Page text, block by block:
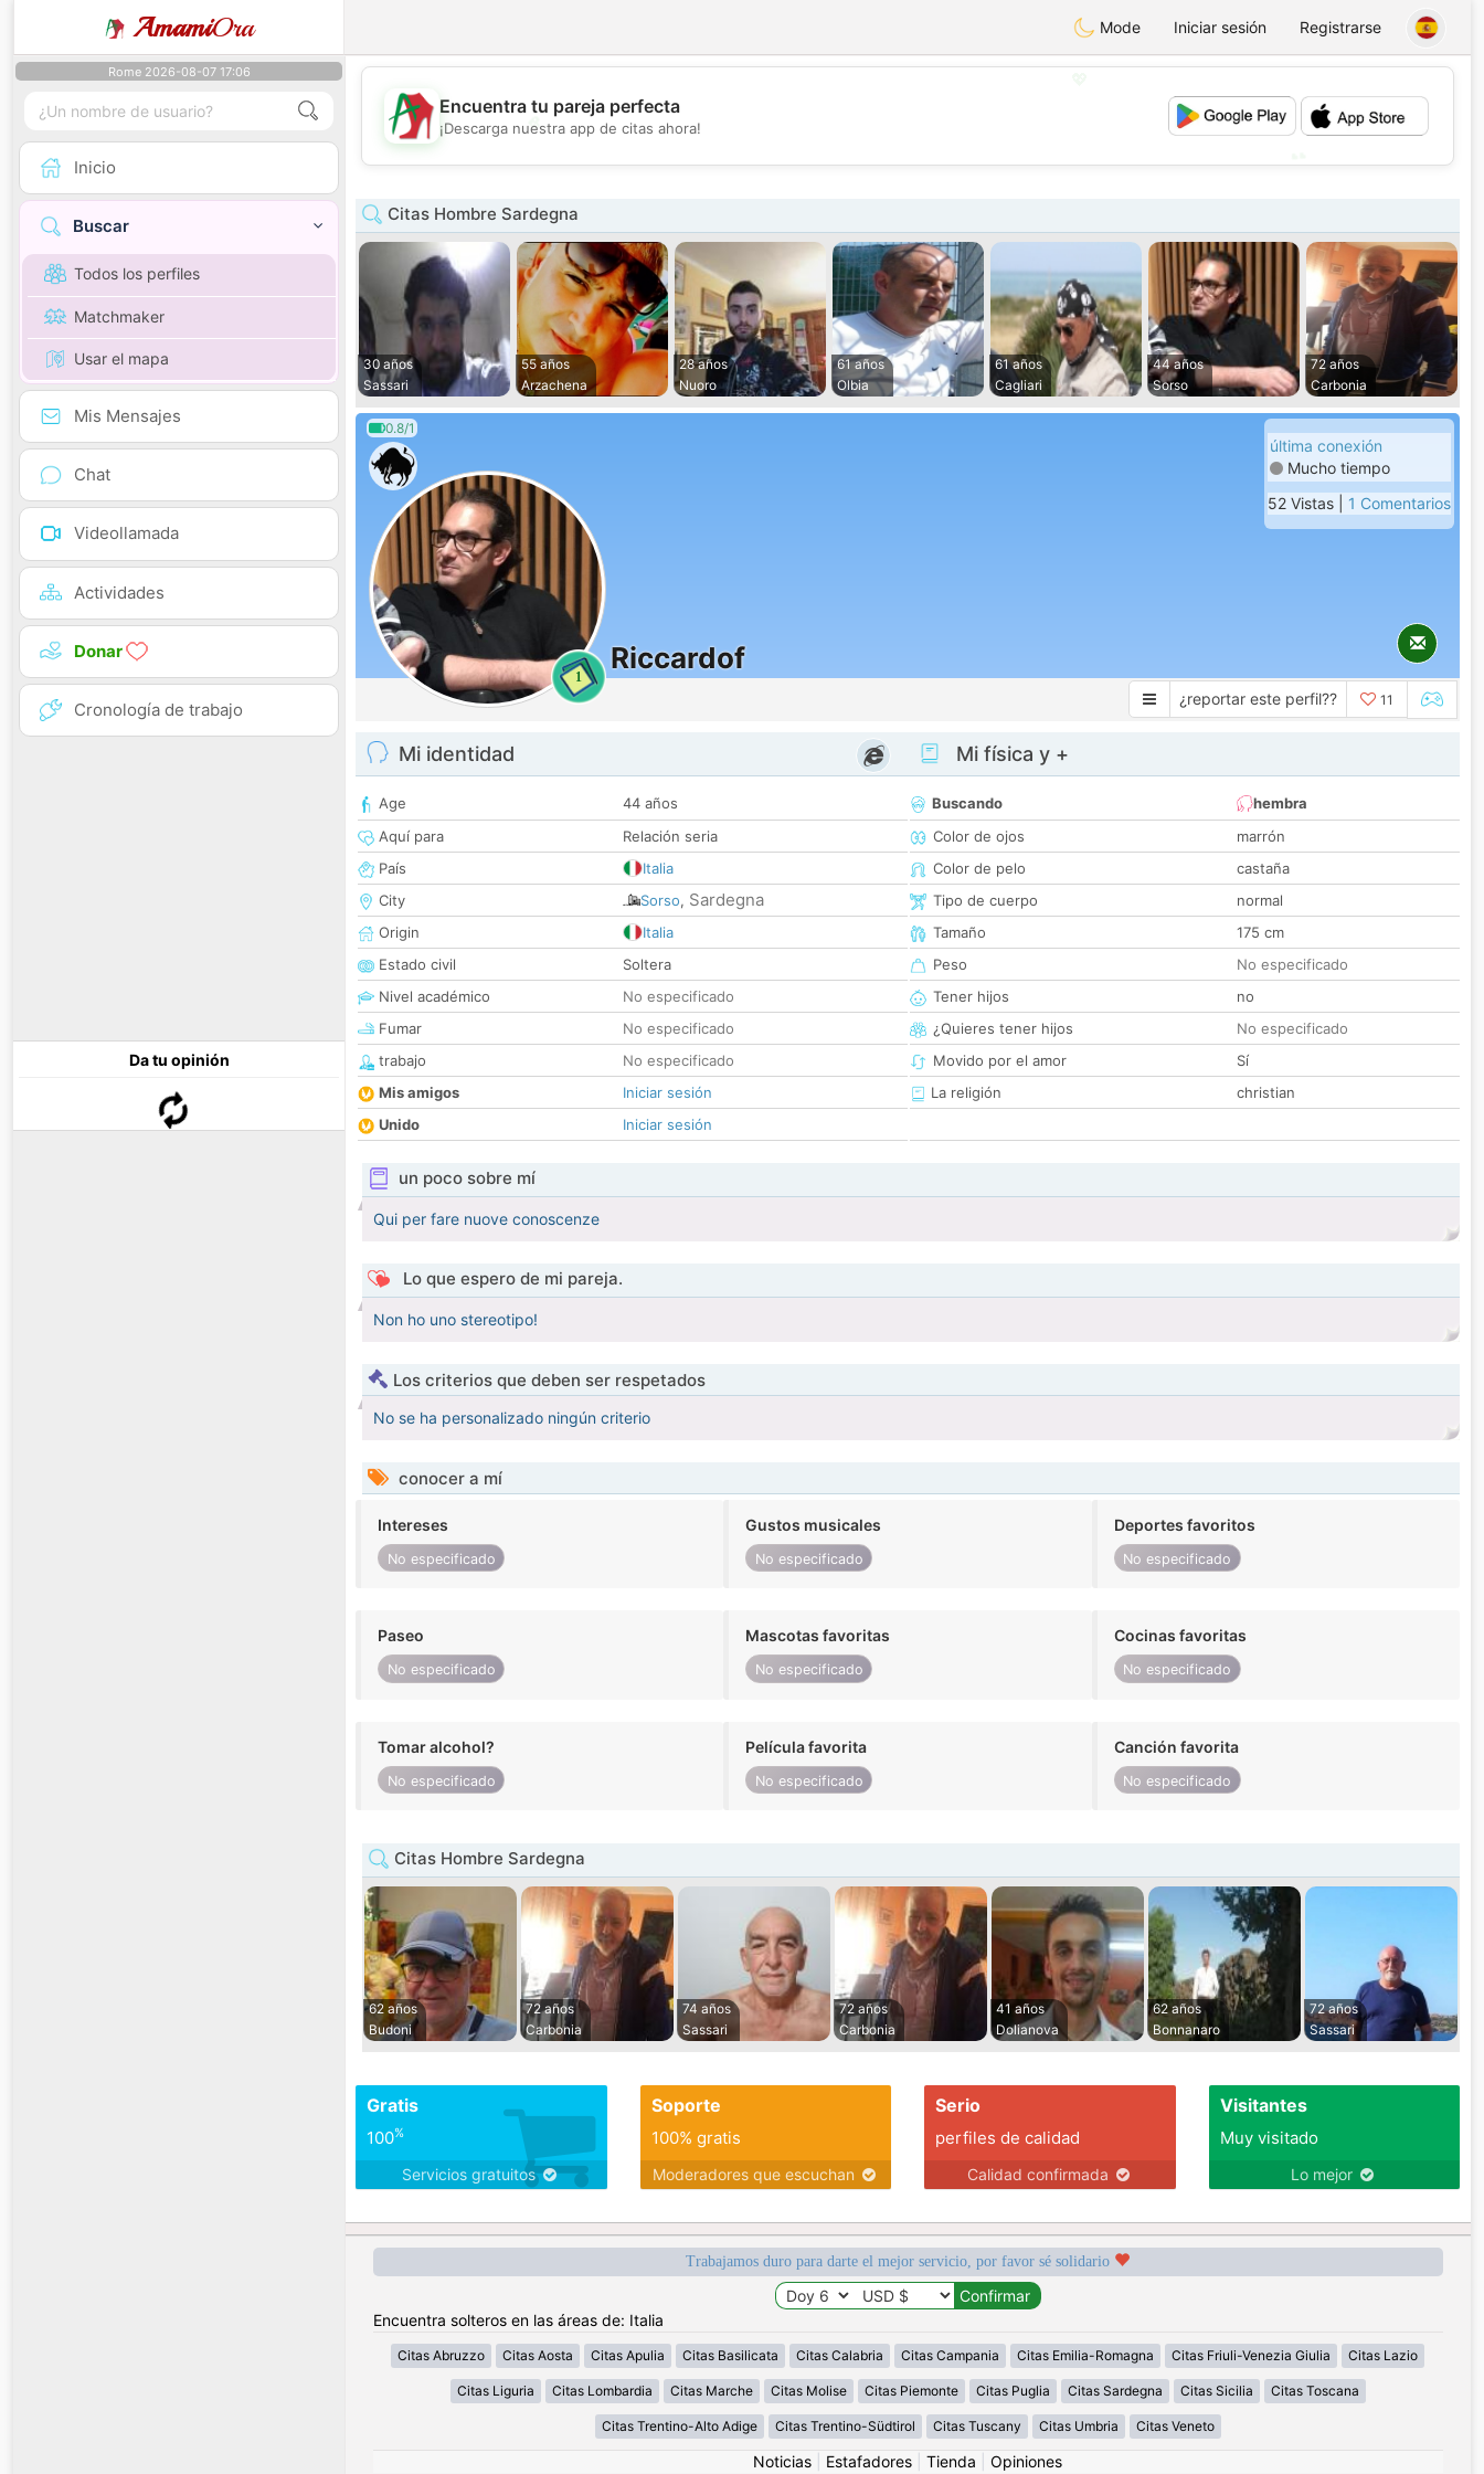
AmamiOra Mode Iniciar sesión Registrarse
Rome 2026-08-07 17:06
Inicio
Buscar
Todos los perfiles
Matchmaker
Usar el mapa
Mis Mensajes
Chat
Videollamada
Actividades
Donar
Cronología de trabajo
Da tu opinión
💖
💕
Encuentra tu pareja perfecta
¡Descarga nuestra app de citas ahora!
Citas Hombre Sardegna
30 años
Sassari
55 años
Arzachena
28 años
Nuoro
61 años
Olbia
61 años
Cagliari
44 años
Sorso
72 años
Carbonia
0.8/1
1
Riccardof
última conexión
Mucho tiempo
52 Vistas | 1 Comentarios
¿reportar este perfil?? 11
Mi identidad
Age
44 años
Aquí para
Relación seria
País
Italia
City
Sorso, Sardegna
Origin
Italia
Estado civil
Soltera
Nivel académico
No especificado
Fumar
No especificado
trabajo
No especificado
Mis amigos
Iniciar sesión
Unido
Iniciar sesión
Mi física y +
Buscando
hembra
Color de ojos
marrón
Color de pelo
castaña
Tipo de cuerpo
normal
Tamaño
175 cm
Peso
No especificado
Tener hijos
no
¿Quieres tener hijos
No especificado
Movido por el amor
Sí
La religión
christian
un poco sobre mí
Qui per fare nuove conoscenze
Lo que espero de mi pareja.
Non ho uno stereotipo!
Los criterios que deben ser respetados
No se ha personalizado ningún criterio
conocer a mí
Intereses
No especificado
Gustos musicales
No especificado
Deportes favoritos
No especificado
Paseo
No especificado
Mascotas favoritas
No especificado
Cocinas favoritas
No especificado
Tomar alcohol?
No especificado
Película favorita
No especificado
Canción favorita
No especificado
Citas Hombre Sardegna
62 años
Budoni
72 años
Carbonia
74 años
Sassari
72 años
Carbonia
41 años
Dolianova
62 años
Bonnanaro
72 años
Sassari
Gratis
100%
Servicios gratuitos
Soporte
100% gratis
Moderadores que escuchan
Serio
perfiles de calidad
Calidad confirmada
Visitantes
Muy visitado
Lo mejor
Trabajamos duro para darte el mejor servicio, por favor sé solidario
Encuentra solteros en las áreas de: Italia
Citas Abruzzo Citas Aosta Citas Apulia Citas Basilicata Citas Calabria Citas Campania Citas Emilia-Romagna Citas Friuli-Venezia Giulia Citas Lazio
Citas Liguria Citas Lombardia Citas Marche Citas Molise Citas Piemonte Citas Puglia Citas Sardegna Citas Sicilia Citas Toscana
Citas Trentino-Alto Adige Citas Trentino-Südtirol Citas Tuscany Citas Umbria Citas Veneto
Noticias Estafadores Tienda Opiniones